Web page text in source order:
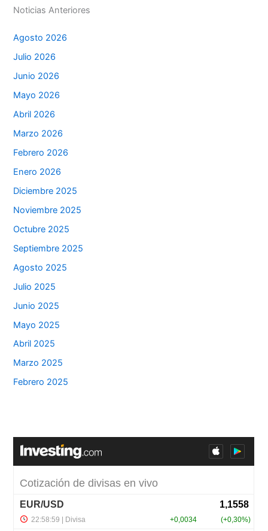
Noticias Anteriores
Agosto 2026
Julio 2026
Junio 2026
Mayo 2026
Abril 2026
Marzo 2026
Febrero 2026
Enero 2026
Diciembre 2025
Noviembre 2025
Octubre 2025
Septiembre 2025
Agosto 2025
Julio 2025
Junio 2025
Mayo 2025
Abril 2025
Marzo 2025
Febrero 2025